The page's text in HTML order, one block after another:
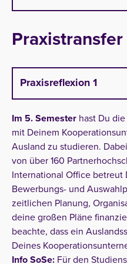
Praxistransfer
Praxisreflexion 1
Im 5. Semester hast Du
mit Deinem
Ausland zu studieren.
von über 160
International Office betreut
Bewerbungs- und
zeitlichen Planung,
deine großen Pläne
beachte, dass ein
Deines
Info SoSe: Für den